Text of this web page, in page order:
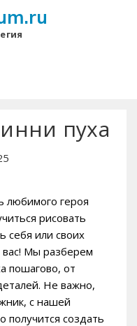
пуха
любимого героя
рисовать
себя или своих
вас! Мы разберем
пошагово, от
Не важно,
с нашей
получится создать